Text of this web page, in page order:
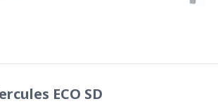
ECO SD